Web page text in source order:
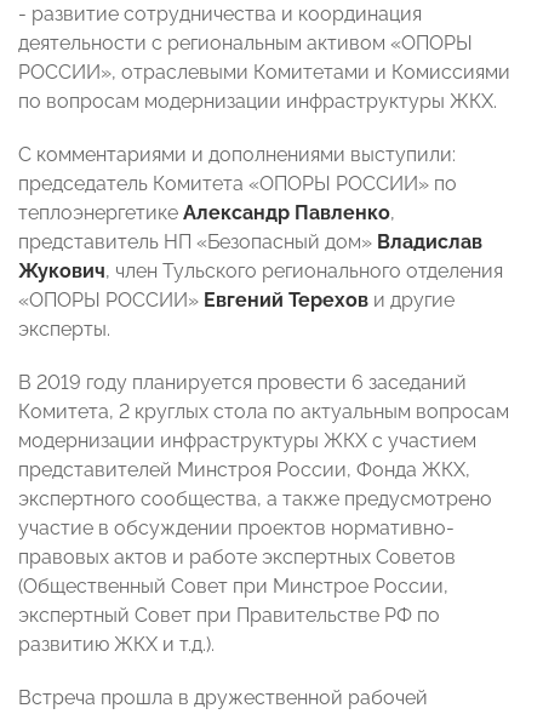
- развитие сотрудничества и координация
деятельности с региональным активом «ОПОРЫ
РОССИИ», отраслевыми Комитетами и Комиссиями
по вопросам модернизации инфраструктуры ЖКХ.
С комментариями и дополнениями выступили:
председатель Комитета «ОПОРЫ РОССИИ» по
теплоэнергетике Александр Павленко,
представитель НП «Безопасный дом» Владислав
Жукович, член Тульского регионального отделения
«ОПОРЫ РОССИИ» Евгений Терехов и другие
эксперты.
В 2019 году планируется провести 6 заседаний
Комитета, 2 круглых стола по актуальным вопросам
модернизации инфраструктуры ЖКХ с участием
представителей Минстроя России, Фонда ЖКХ,
экспертного сообщества, а также предусмотрено
участие в обсуждении проектов нормативно-
правовых актов и работе экспертных Советов
(Общественный Совет при Минстрое России,
экспертный Совет при Правительстве РФ по
развитию ЖКХ и т.д.).
Встреча прошла в дружественной рабочей